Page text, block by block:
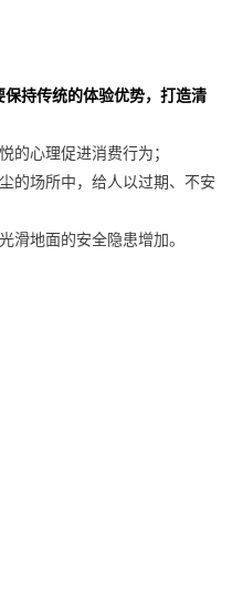
持传统的体验优势，打造清
的心理促进消费行为；
的场所中，给人以过期、不安
滑地面的安全隐患增加。